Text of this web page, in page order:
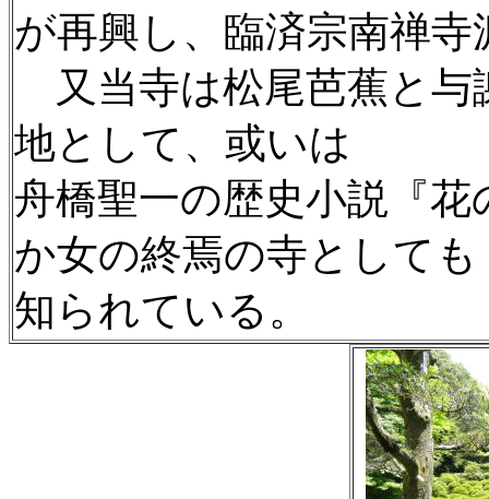
が再興し、臨済宗南禅
又当寺は松尾芭蕉と与
地として、或いは
舟橋聖一の歴史小説『
か女の終焉の寺としても
知られている。